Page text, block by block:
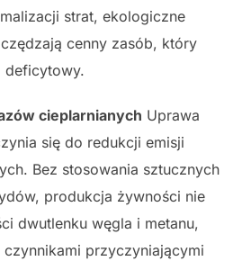
strat, ekologiczne
cenny zasób, który
deficytowy.
cieplarnianych Uprawa
się do redukcji emisji
Bez stosowania sztucznych
produkcja żywności nie
dwutlenku węgla i metanu,
czynnikami przyczyniającymi